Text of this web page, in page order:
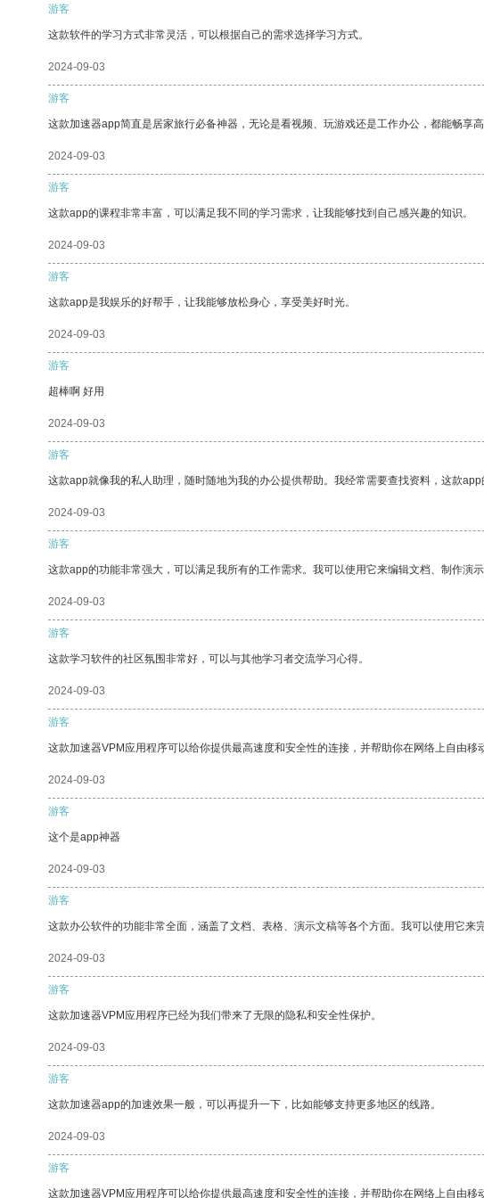
游客
这款软件的学习方式非常灵活，可以根据自己的需求选择学习方式。
2024-09-03
游客
这款加速器app简直是居家旅行必备神器，无论是看视频、玩游戏还是工作办公，都能畅享
2024-09-03
游客
这款app的课程非常丰富，可以满足我不同的学习需求，让我能够找到自己感兴趣的知识。
2024-09-03
游客
这款app是我娱乐的好帮手，让我能够放松身心，享受美好时光。
2024-09-03
游客
超棒啊 好用
2024-09-03
游客
这款app就像我的私人助理，随时随地为我的办公提供帮助。我经常需要查找资料，这款
2024-09-03
游客
这款app的功能非常强大，可以满足我所有的工作需求。我可以使用它来编辑文档、制作演示
2024-09-03
游客
这款学习软件的社区氛围非常好，可以与其他学习者交流学习心得。
2024-09-03
游客
这款加速器VPM应用程序可以给你提供最高速度和安全性的连接，并帮助你在网络上自由移
2024-09-03
游客
这个是app神器
2024-09-03
游客
这款办公软件的功能非常全面，涵盖了文档、表格、演示文稿等各个方面。我可以使用它来
2024-09-03
游客
这款加速器VPM应用程序已经为我们带来了无限的隐私和安全性保护。
2024-09-03
游客
这款加速器app的加速效果一般，可以再提升一下，比如能够支持更多地区的线路。
2024-09-03
游客
这款加速器VPM应用程序可以给你提供最高速度和安全性的连接，并帮助你在网络上自由移